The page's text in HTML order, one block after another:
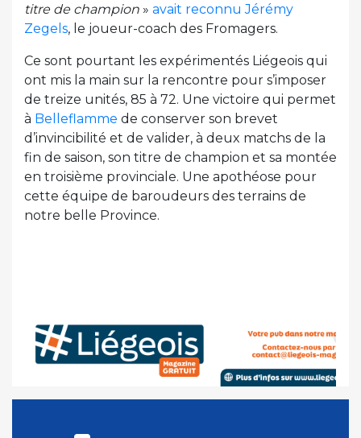
titre de champion » avait reconnu Jérémy
Zegels, le joueur-coach des Fromagers.
Ce sont pourtant les expérimentés Liégeois qui
ont mis la main sur la rencontre pour s’imposer
de treize unités, 85 à 72. Une victoire qui permet
à Belleflamme de conserver son brevet
d’invincibilité et de valider, à deux matchs de la
fin de saison, son titre de champion et sa montée
en troisième provinciale. Une apothéose pour
cette équipe de baroudeurs des terrains de
notre belle Province.